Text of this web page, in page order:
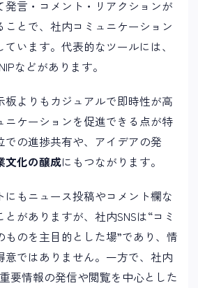
発言・コメント・リアクションが
ことで、社内コミュニケーション
います。代表的なツールには、
などがあります。
板よりもカジュアルで即時性が高
ニケーションを促進できる点が特
での進捗共有や、アイデアの発
文化の醸成にもつながります。
にもニュース投稿やコメント欄な
がありますが、社内SNSは“コミ
ものを主目的とした場”であり、情
意ではありません。一方で、社内
要情報の発信や閲覧を中心とした